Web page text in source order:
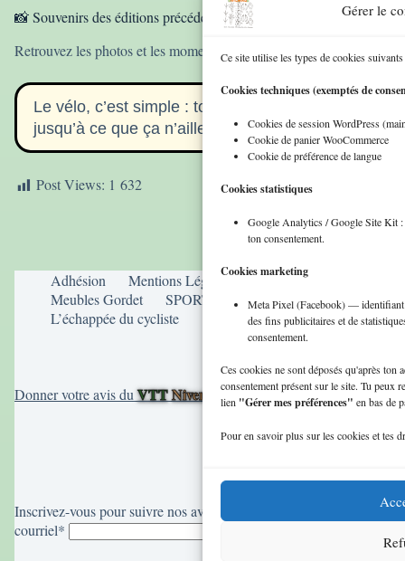
Gérer le
Ce site utilise les types de cookies
Cookies techniques (exemptés de
Cookies de session WordPress
Cookie de panier WooCommerce
Cookie de préférence de langue
Cookies statistiques
Google Analytics / Google Site Kit :
ton consentement.
Cookies marketing
Meta Pixel (Facebook) —
des fins publicitaires et de
consentement.
Ces cookies ne sont déposés qu'après ton
consentement présent sur le site. Tu peux
lien "Gérer mes préférences" en bas de
Pour en savoir plus sur les cookies et tes
📸 Souvenirs des éditions précédentes
Retrouvez les photos et les moments forts dans laGalerie
Le vélo, c’est simple : tout va bien
jusqu’à ce que ça n’aille plus.
Post Views: 1 632
Adhésion Mentions Légales
Iléo 58
Meubles Gordet
SPORT ZEN
Artisans Plus
L’échappée du cycliste
Donner votre avis duVTTNivernaissur
Inscrivez-vous pour suivre nos aventures, votre adresse
courriel*